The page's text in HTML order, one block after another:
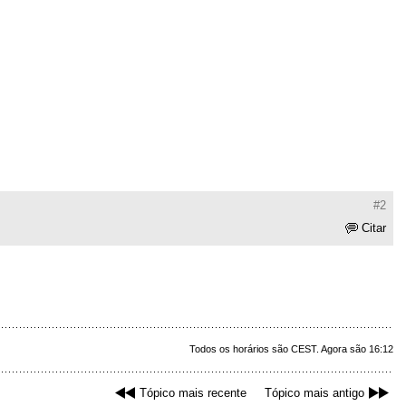
#2
Citar
Todos os horários são CEST. Agora são 16:12
Tópico mais recente Tópico mais antigo